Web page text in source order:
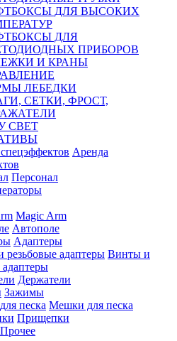
ДЛЯ ВЫСОКИХ
ДЛЯ
ПРИБОРОВ
И КРАНЫ
ЛЕБЕДКИ
СЕТКИ, ФРОСТ,
СВЕТ
Аренда
Персонал
Magic Arm
Автополе
Адаптеры
Винты и
адаптеры
Держатели
Зажимы
Мешки для песка
Прищепки
Прочее